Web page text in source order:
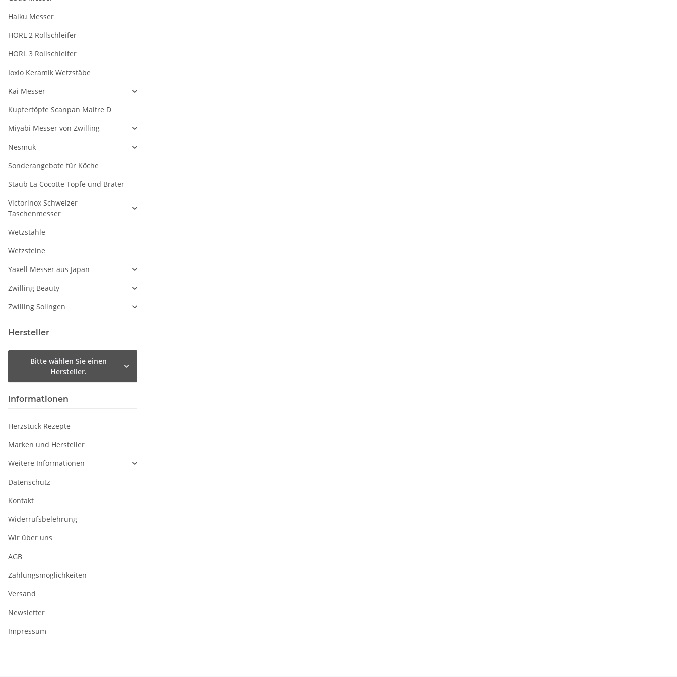
Haiku Messer
HORL 2 Rollschleifer
HORL 3 Rollschleifer
Ioxio Keramik Wetzstäbe
Kai Messer
Kupfertöpfe Scanpan Maitre D
Miyabi Messer von Zwilling
Nesmuk
Sonderangebote für Köche
Staub La Cocotte Töpfe und Bräter
Victorinox Schweizer
Taschenmesser
Wetzstähle
Wetzsteine
Yaxell Messer aus Japan
Zwilling Beauty
Zwilling Solingen
Hersteller
Bitte wählen Sie einen
Hersteller.
Informationen
Herzstück Rezepte
Marken und Hersteller
Weitere Informationen
Datenschutz
Kontakt
Widerrufsbelehrung
Wir über uns
AGB
Zahlungsmöglichkeiten
Versand
Newsletter
Impressum